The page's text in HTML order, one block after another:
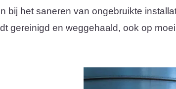
bij het saneren van ongebruikte
gereinigd en weggehaald, ook op